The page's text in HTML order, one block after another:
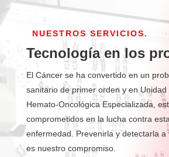
NUESTROS SERVICIOS.
Tecnología en los
El Cáncer se ha convertido en un
sanitario de primer orden y en Unidad
Hemato-Oncológica Especializada,
comprometidos en la lucha contra esta
enfermedad. Prevenirla y detectarla a
es nuestro compromiso.